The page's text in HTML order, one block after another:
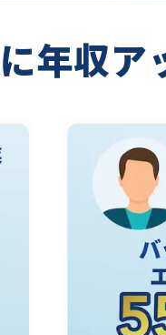
年収ア